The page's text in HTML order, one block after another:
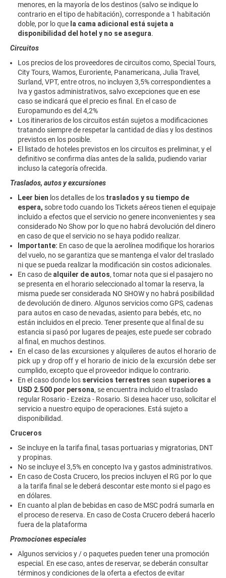
menores, en la mayoría de los destinos (salvo se indique lo
contrario en el tipo de habitación), corresponde a 1 habitación
doble, por lo que la cama adicional está sujeta a
disponibilidad del hotel y no se asegura.
Circuitos
Los precios de los proveedores de circuitos como, Special Tours,
City Tours, Wamos, Euroriente, Panamericana, Julia Travel,
Surland, VPT, entre otros, no incluyen 3,5% correspondientes a
Iva y gastos administrativos, salvo excepciones que en ese
caso se indicará que el precio es final. En el caso de
Europamundo es del 4,2%
Los itinerarios de los circuitos están sujetos a modificaciones
tratando siempre de respetar la cantidad de días y los destinos
previstos en los posible.
El listado de hoteles previstos en los circuitos es preliminar, y el
definitivo se confirma días antes de la salida, pudiendo variar
incluso la categoría ofrecida.
Traslados, autos y excursiones
Leer bien los detalles de los traslados y su tiempo de
espera, sobre todo cuando los Tickets aéreos tienen el equipaje
incluido a efectos que el servicio no genere inconvenientes y sea
considerado No Show por lo que no habrá devolución del dinero
en caso de que el servicio no se haya podido realizar.
Importante: En caso de que la aerolínea modifique los horarios
del vuelo, no se garantiza que se mantenga el valor del traslado
ni que se pueda realizar la modificación sin costos adicionales.
En caso de alquiler de autos, tomar nota que si el pasajero no
se presenta en el horario seleccionado al tomar la reserva, la
misma puede ser considerada NO SHOW y no habrá posibilidad
de devolución de dinero. Algunos servicios como GPS, cadenas
para autos en caso de nevadas, asiento para bebés, etc, no
están incluidos en el precio. Tener presente que al final de su
estancia si pasó por lugares de peajes, este puede ser cobrado
al final, en muchos destinos.
En el caso de las excursiones y alquileres de autos el horario de
pick up y drop off y el horario de inicio de la excursión debe ser
cumplido, excepto que el proveedor indique lo contrario.
En el caso donde los servicios terrestres sean superiores a
USD 2.500 por persona, se encuentra incluido el traslado
regular Rosario - Ezeiza - Rosario. Si desea hacer uso, solicitar el
servicio a nuestro equipo de operaciones. Está sujeto a
disponibilidad.
Cruceros
Se incluye en la tarifa final, tasas portuarias y migratorias, DNT
y propinas.
No se incluye el 3,5% en concepto Iva y gastos administrativos.
En caso de Costa Crucero, los precios incluyen el RG por lo que
a la tarifa final se le deberá descontar este monto si el pago es
en dólares.
En cuanto al plan de bebidas en caso de MSC podrá sumarla en
el proceso de reserva. En caso de Costa Crucero deberá hacerlo
fuera de la plataforma
Promociones especiales
Algunos servicios y / o paquetes pueden tener una promoción
especial. En ese caso, antes de reservar, se deberán consultar
términos y condiciones de la oferta a efectos de evitar